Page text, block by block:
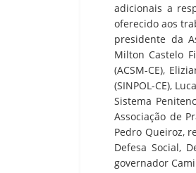
adicionais a
oferecido aos
presidente da
Milton Castelo
(ACSM-CE),
(SINPOL-CE),
Sistema
Associação de
Pedro Queiroz,
Defesa Social,
governador